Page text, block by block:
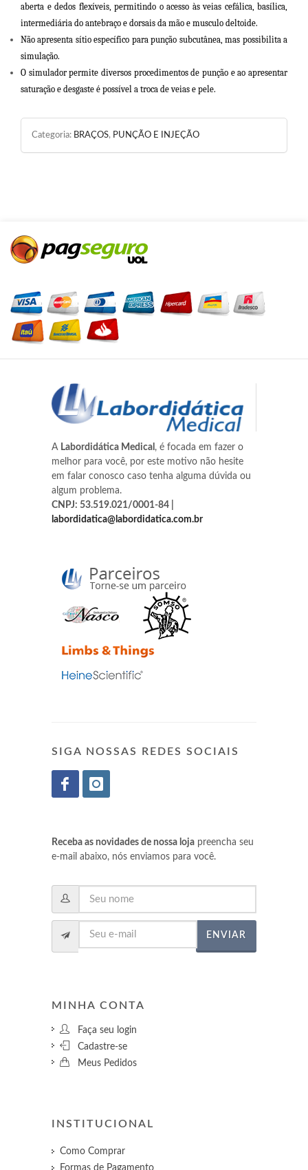
aberta e dedos ﬂexíveis, permitindo o acesso às veias cefálica, basílica,
intermediária do antebraço e dorsais da mão e musculo deltoide.
Não apresenta sítio específico para punção subcutânea, mas possibilita a
simulação.
O simulador permite diversos procedimentos de punção e ao apresentar
saturação e desgaste é possível a troca de veias e pele.
Categoria: BRAÇOS, PUNÇÃO E INJEÇÃO
A Labordidática Medical , é focada em fazer o
melhor para você, por este motivo não hesite
em falar conosco caso tenha alguma dúvida ou
algum problema.
CNPJ: 53.519.021/0001-84 |
labordidatica@labordidatica.com.br
SIGA NOSSAS REDES SOCIAIS
Receba as novidades de nossa lojapreencha seu
e-mail abaixo, nós enviamos para você.
ENVIAR
MINHA CONTA
Faça seu login
Cadastre-se
Meus Pedidos
INSTITUCIONAL
Como Comprar
Formas de Pagamento